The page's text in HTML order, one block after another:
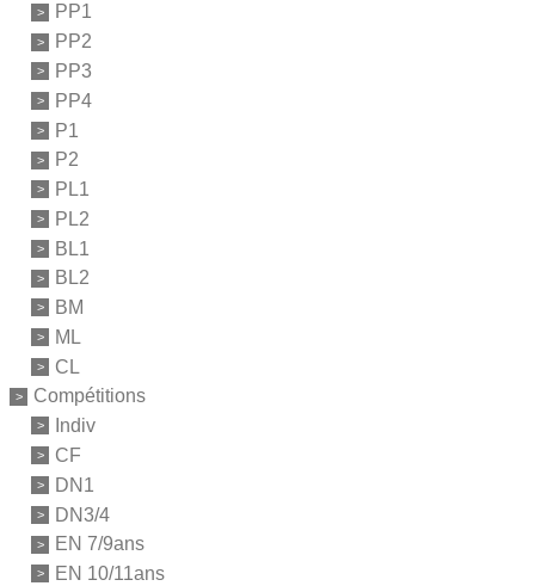
PP1
PP2
PP3
PP4
P1
P2
PL1
PL2
BL1
BL2
BM
ML
CL
Compétitions
Indiv
CF
DN1
DN3/4
EN 7/9ans
EN 10/11ans